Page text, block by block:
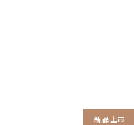
新品上市